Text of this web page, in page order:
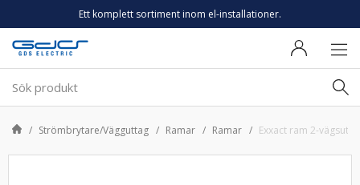
Ett komplett sortiment inom el-installationer.
Strömbrytare/Vägguttag Ramar Ramar Exxact ram 2-vägsutt